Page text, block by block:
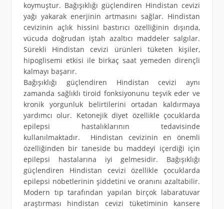
koymuştur. Bağışıklığı güçlendiren Hindistan cevizi
yağı yakarak enerjinin artmasını sağlar. Hindistan
cevizinin açlık hissini bastırıcı özelliğinin dışında,
vücuda doğrudan iştah azaltıcı maddeler salgılar.
Sürekli Hindistan cevizi ürünleri tüketen kişiler,
hipoglisemi etkisi ile birkaç saat yemeden dirençli
kalmayı başarır.
Bağışıklığı güçlendiren Hindistan cevizi aynı
zamanda sağlıklı tiroid fonksiyonunu teşvik eder ve
kronik yorgunluk belirtilerini ortadan kaldırmaya
yardımcı olur. Ketonejik diyet özellikle çocuklarda
epilepsi hastalıklarının tedavisinde
kullanılmaktadır. Hindistan cevizinin en önemli
özelliğinden bir taneside bu maddeyi içerdiği için
epilepsi hastalarına iyi gelmesidir. Bağışıklığı
güçlendiren Hindistan cevizi özellikle çocuklarda
epilepsi nöbetlerinin şiddetini ve oranını azaltabilir.
Modern tıp tarafından yapılan birçok labaratuvar
araştırması hindistan cevizi tüketiminin kansere